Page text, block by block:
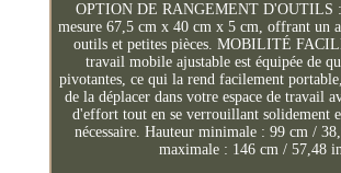
OPTION DE RANGEMENT D'OUTILS
mesure 67,5 cm x 40 cm x 5 cm, offrant un
outils et petites pièces. MOBILITÉ
travail mobile ajustable est équipée de
pivotantes, ce qui la rend facilement
de la déplacer dans votre espace de travail
d'effort tout en se verrouillant solidement
nécessaire. Hauteur minimale : 99 cm /
maximale : 146 cm / 57,48